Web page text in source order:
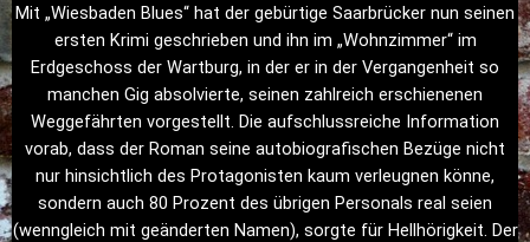
Mit „Wiesbaden Blues“ hat der gebürtige Saarbrücker nun seinen
ersten Krimi geschrieben und ihn im „Wohnzimmer“ im
Erdgeschoss der Wartburg, in der er in der Vergangenheit so
manchen Gig absolvierte, seinen zahlreich erschienenen
Weggefährten vorgestellt. Die aufschlussreiche Information
vorab, dass der Roman seine autobiografischen Bezüge nicht
nur hinsichtlich des Protagonisten kaum verleugnen könne,
sondern auch 80 Prozent des übrigen Personals real seien
(wenngleich mit geänderten Namen), sorgte für Hellhörigkeit. Der